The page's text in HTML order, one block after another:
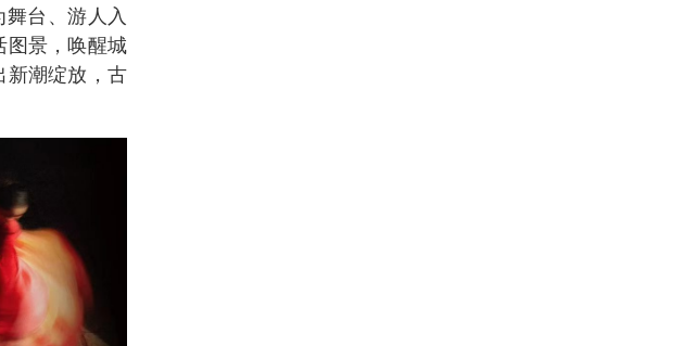
台、游人入
图景，唤醒城
新潮绽放，古